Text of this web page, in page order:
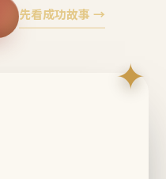
先看成功故事 →
✦